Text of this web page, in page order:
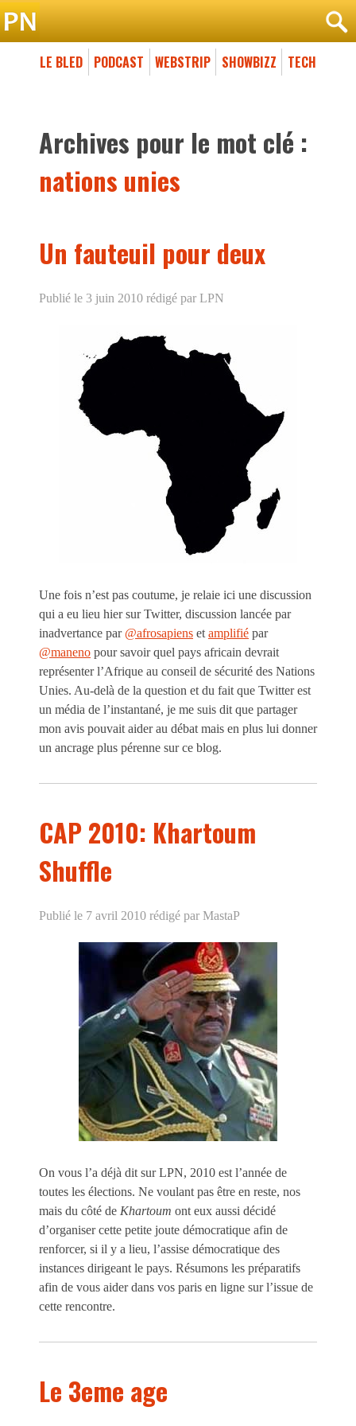
LE BLED PODCAST WEBSTRIP SHOWBIZZ TECH
Archives pour le mot clé :
nations unies
Un fauteuil pour deux
Publié le 3 juin 2010 rédigé par LPN
Une fois n’est pas coutume, je relaie ici une discussion
qui a eu lieu hier sur Twitter, discussion lancée par
inadvertance par @afrosapiens et amplifié par
@maneno pour savoir quel pays africain devrait
représenter l’Afrique au conseil de sécurité des Nations
Unies. Au-delà de la question et du fait que Twitter est
un média de l’instantané, je me suis dit que partager
mon avis pouvait aider au débat mais en plus lui donner
un ancrage plus pérenne sur ce blog.
CAP 2010: Khartoum
Shuffle
Publié le 7 avril 2010 rédigé par MastaP
On vous l’a déjà dit sur LPN, 2010 est l’année de
toutes les élections. Ne voulant pas être en reste, nos
mais du côté de Khartoum ont eux aussi décidé
d’organiser cette petite joute démocratique afin de
renforcer, si il y a lieu, l’assise démocratique des
instances dirigeant le pays. Résumons les préparatifs
afin de vous aider dans vos paris en ligne sur l’issue de
cette rencontre.
Le 3eme age